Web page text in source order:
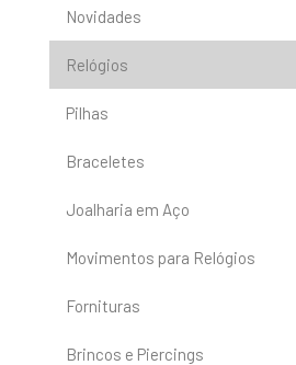
Novidades
Relógios
Pilhas
Braceletes
Joalharia em Aço
Movimentos para Relógios
Fornituras
Brincos e Piercings